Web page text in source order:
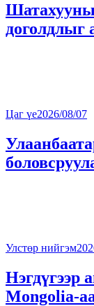
Шатахууны
доголдлыг
Цаг үе2026/08/07
Улстөр нийгэм
Нэгдүгээр
Mongolia-